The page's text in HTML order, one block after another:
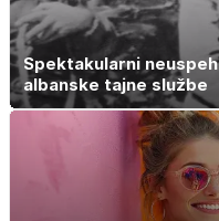
Spektakularni
albanske tajne službe